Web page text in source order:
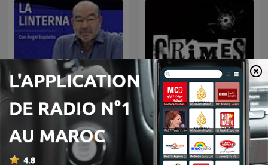
La Linterna CRIMES • Histoires Vraies